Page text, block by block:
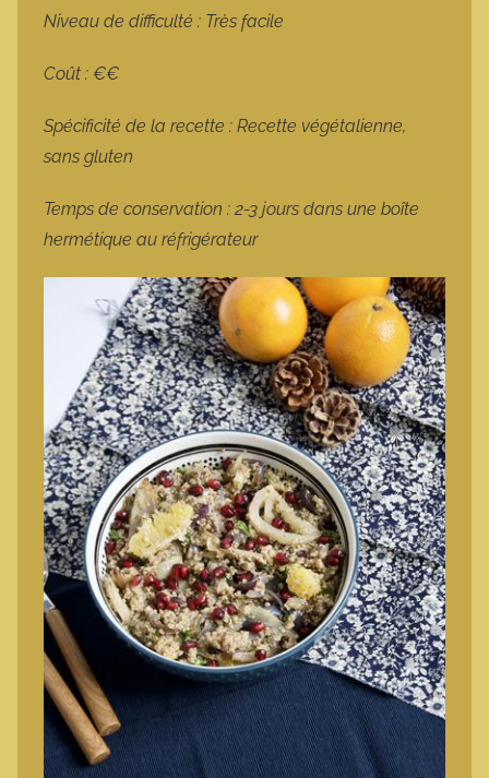
Niveau de difficulté : Très facile
Coût : €€
Spécificité de la recette : Recette végétalienne,
sans gluten
Temps de conservation : 2-3 jours dans une boîte
hermétique au réfrigérateur